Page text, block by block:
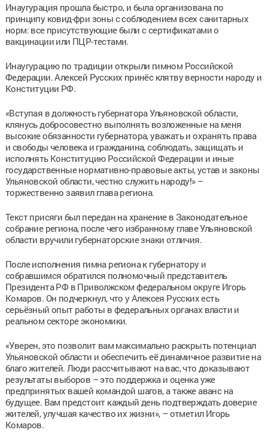
Инаугурация прошла быстро, и была организована по
принципу ковид-фри зоны с соблюдением всех санитарных
норм: все присутствующие были с сертификатами о
вакцинации или ПЦР-тестами.
Инаугурацию по традиции открыли гимном Российской
Федерации. Алексей Русских принёс клятву верности народу и
Конституции РФ.
«Вступая в должность губернатора Ульяновской области,
клянусь добросовестно выполнять возложенные на меня
высокие обязанности губернатора, уважать и охранять права
и свободы человека и гражданина, соблюдать, защищать и
исполнять Конституцию Российской Федерации и иные
государственные нормативно-правовые акты, устав и законы
Ульяновской области, честно служить народу!» –
торжественно заявил глава региона.
Текст присяги был передан на хранение в Законодательное
собрание региона, после чего избранному главе Ульяновской
области вручили губернаторские знаки отличия.
После исполнения гимна региона к губернатору и
собравшимся обратился полномочный представитель
Президента РФ в Приволжском федеральном округе Игорь
Комаров. Он подчеркнул, что у Алексея Русских есть
серьёзный опыт работы в федеральных органах власти и
реальном секторе экономики.
«Уверен, это позволит вам максимально раскрыть потенциал
Ульяновской области и обеспечить её динамичное развитие на
благо жителей. Люди рассчитывают на вас, что доказывают
результаты выборов – это поддержка и оценка уже
предпринятых вашей командой шагов, а также аванс на
будущее. Вам предстоит каждый день подтверждать доверие
жителей, улучшая качество их жизни», – отметил Игорь
Комаров.